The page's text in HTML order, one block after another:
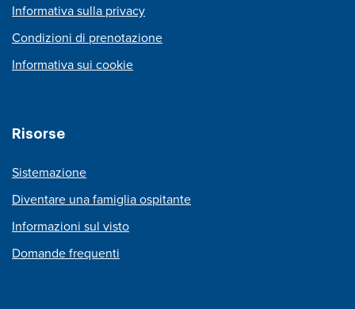
Informativa sulla privacy
Condizioni di prenotazione
Informativa sui cookie
Risorse
Sistemazione
Diventare una famiglia ospitante
Informazioni sul visto
Domande frequenti